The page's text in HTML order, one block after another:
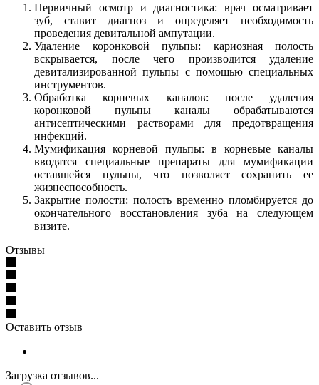
Первичный осмотр и диагностика: врач осматривает
зуб, ставит диагноз и определяет необходимость
проведения девитальной ампутации.
Удаление коронковой пульпы: кариозная полость
вскрывается, после чего производится удаление
девитализированной пульпы с помощью специальных
инструментов.
Обработка корневых каналов: после удаления
коронковой пульпы каналы обрабатываются
антисептическими растворами для предотвращения
инфекций.
Мумификация корневой пульпы: в корневые каналы
вводятся специальные препараты для мумификации
оставшейся пульпы, что позволяет сохранить ее
жизнеспособность.
Закрытие полости: полость временно пломбируется до
окончательного восстановления зуба на следующем
визите.
Отзывы
Оставить отзыв
Загрузка отзывов...